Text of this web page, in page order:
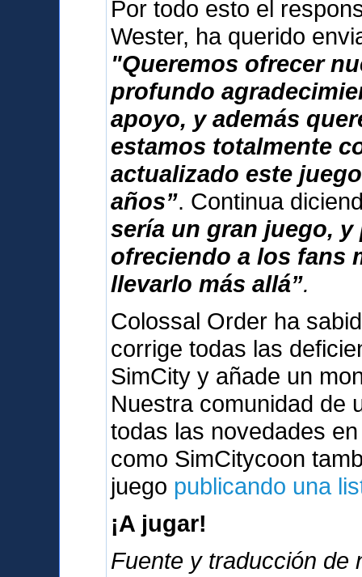
Por todo esto el
Wester, ha querido
"Queremos ofrecer
profundo
apoyo, y además
estamos totalmente
actualizado este
años”. Continua
sería un gran juego,
ofreciendo a los fans
llevarlo más allá”.
Colossal Order ha
corrige todas las
SimCity y añade un
Nuestra comunidad de
todas las novedades
como SimCitycoon
juego publicando una
¡A jugar!
Fuente y traducción de